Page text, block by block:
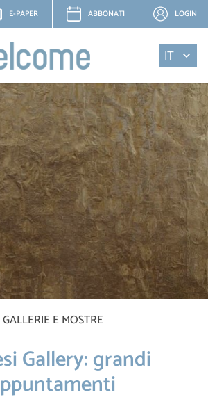
E-PAPER ABBONATI LOGIN
IT
GALLERIE E MOSTRE
Gallery: grandi